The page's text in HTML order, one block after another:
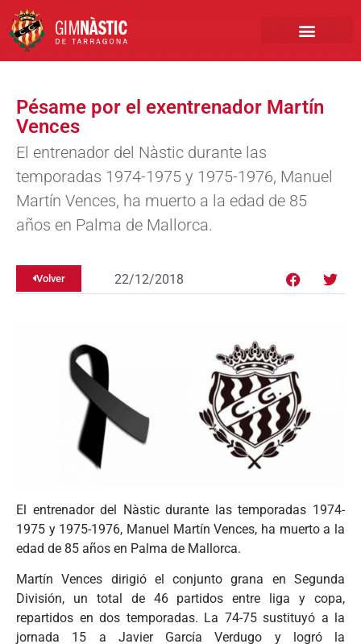
Pésame por el exentrenador Martín
Vences
El entrenador del Nàstic durante las
temporadas 1974-1975 y 1975-1976, Manuel
Martín Vences, ha muerto a la edad de 85
años en Palma de Mallorca.
Volver 22/12/2018
El entrenador del Nàstic durante las temporadas 1974-
1975 y 1975-1976, Manuel Martín Vences, ha muerto a la
edad de 85 años en Palma de Mallorca.
Martín Vences dirigió el conjunto grana en Segunda
División, un total de 46 partidos entre liga y copa,
repartidos en dos temporadas. La 74-75 sustituyó a la
jornada 15 a Javier García Verdugo y logró la